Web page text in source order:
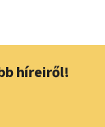
híreiről!